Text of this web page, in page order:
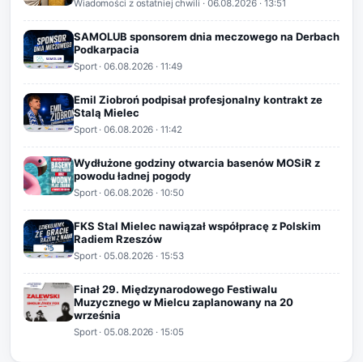
Wiadomości z ostatniej chwili · 06.08.2026· 13:51
SAMOLUB sponsorem dnia meczowego na Derbach
Podkarpacia
Sport·06.08.2026 · 11:49
Emil Ziobroń podpisał profesjonalny kontrakt ze
Stalą Mielec
Sport·06.08.2026 · 11:42
Wydłużone godziny otwarcia basenów MOSiR z
powodu ładnej pogody
Sport·06.08.2026 · 10:50
FKS Stal Mielec nawiązał współpracę z Polskim
Radiem Rzeszów
Sport·05.08.2026 · 15:53
Finał 29. Międzynarodowego Festiwalu
Muzycznego w Mielcu zaplanowany na 20
września
Sport·05.08.2026 · 15:05